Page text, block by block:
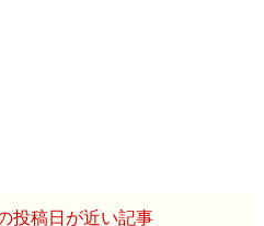
投稿日が近い記事